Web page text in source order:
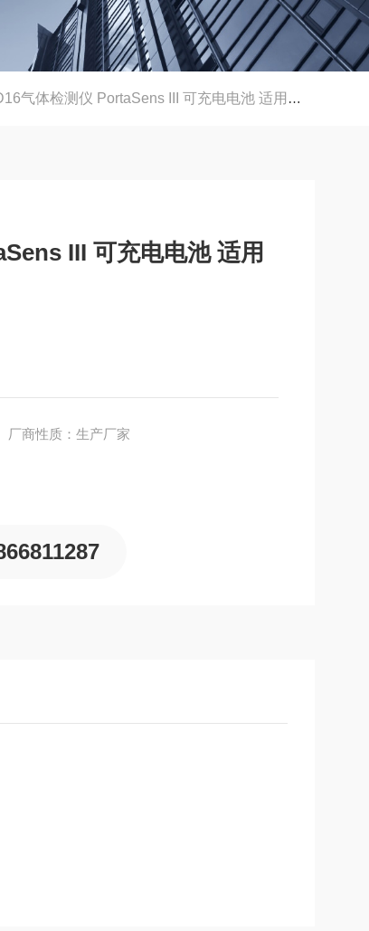
气体检测仪 PortaSens III 可充电电池 适用多种工业环境
III 可充电电池 适用
厂商性质：生产厂家